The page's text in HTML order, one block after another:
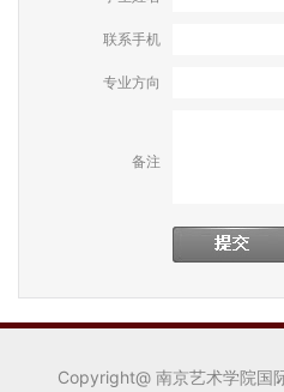
联系手机
专业方向
备注
Copyright@ 南京艺术学院国